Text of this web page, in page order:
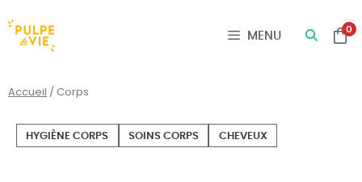
0
MENU
Accueil / Corps
HYGIÈNE CORPS SOINS CORPS CHEVEUX